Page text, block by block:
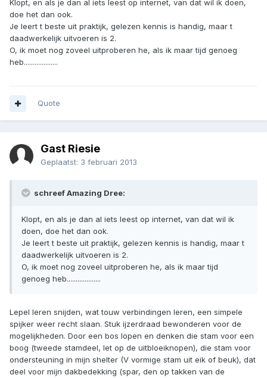
Klopt, en als je dan al iets leest op internet, van dat wil ik doen,
doe het dan ook.
Je leert t beste uit praktijk, gelezen kennis is handig, maar t
daadwerkelijk uitvoeren is 2.
O, ik moet nog zoveel uitproberen he, als ik maar tijd genoeg
heb...................
Quote
Gast Riesie
Geplaatst: 3 februari 2013
schreef Amazing Dree:
Klopt, en als je dan al iets leest op internet, van dat wil ik
doen, doe het dan ook.
Je leert t beste uit praktijk, gelezen kennis is handig, maar t
daadwerkelijk uitvoeren is 2.
O, ik moet nog zoveel uitproberen he, als ik maar tijd
genoeg heb...................
Lepel leren snijden, wat touw verbindingen leren, een simpele
spijker weer recht slaan. Stuk ijzerdraad bewonderen voor de
mogelijkheden. Door een bos lopen en denken die stam voor een
boog (tweede stamdeel, let op de uitbloeiknopen), die stam voor
ondersteuning in mijn shelter (V vormige stam uit eik of beuk), dat
deel voor mijn dakbedekking (spar, den op takken van de